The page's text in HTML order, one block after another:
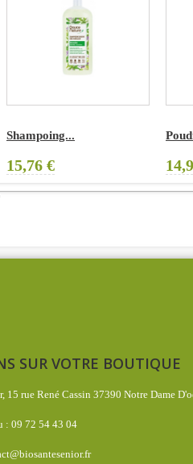
€
Poudre...
14,95 €
SUR VOTRE BOUTIQUE
15 rue René Cassin 37390 Notre Dame
:09 72 54 43 04